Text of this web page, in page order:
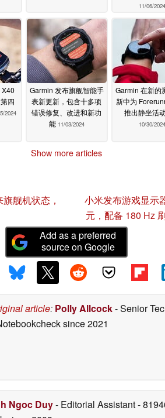
11/06/2024
X40
四
2024
Garmin 发布旗舰智能手
表新更新，包含十多项
错误修复、改进和新功
能 11/03/2024
Garmin 在新的
新中为
推出静坐活
10/30/2024
Show more articles
舰机状态，
小米发布游戏显示
元，配备 180 Hz
Add as a preferred
source on Google
article: Polly Allcock- Senior
since 2021
Ngoc Duy- Editorial Assistant-